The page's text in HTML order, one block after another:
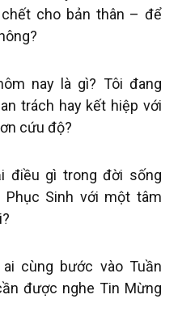
cho bản thân – để
nay là gì? Tôi đang
trách hay kết hiệp với
cứu độ?
điều gì trong đời sống
Sinh với một tâm
cùng bước vào Tuần
được nghe Tin Mừng